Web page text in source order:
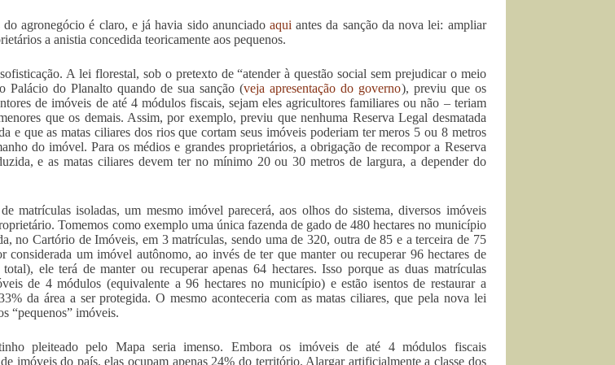
agronegócio é claro, e já havia sido anunciado aqui antes da sanção da nova lei: ampliar
a anistia concedida teoricamente aos pequenos.
A lei florestal, sob o pretexto de “atender à questão social sem prejudicar o meio
Palácio do Planalto quando de sua sanção (veja apresentação do governo), previu que os
de imóveis de até 4 módulos fiscais, sejam eles agricultores familiares ou não – teriam
que os demais. Assim, por exemplo, previu que nenhuma Reserva Legal desmatada
e que as matas ciliares dos rios que cortam seus imóveis poderiam ter meros 5 ou 8 metros
do imóvel. Para os médios e grandes proprietários, a obrigação de recompor a Reserva
e as matas ciliares devem ter no mínimo 20 ou 30 metros de largura, a depender do
matrículas isoladas, um mesmo imóvel parecerá, aos olhos do sistema, diversos imóveis
Tomemos como exemplo uma única fazenda de gado de 480 hectares no município
no Cartório de Imóveis, em 3 matrículas, sendo uma de 320, outra de 85 e a terceira de 75
considerada um imóvel autônomo, ao invés de ter que manter ou recuperar 96 hectares de
ele terá de manter ou recuperar apenas 64 hectares. Isso porque as duas matrículas
de 4 módulos (equivalente a 96 hectares no município) e estão isentos de restaurar a
da área a ser protegida. O mesmo aconteceria com as matas ciliares, que pela nova lei
“pequenos” imóveis.
pleiteado pelo Mapa seria imenso. Embora os imóveis de até 4 módulos fiscais
imóveis do país, elas ocupam apenas 24% do território. Alargar artificialmente a classe dos